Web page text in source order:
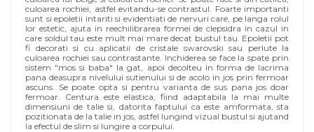
culoarea rochiei, astfel evitandu-se contrastul. Foarte importanti
sunt si epoletii intariti si evidentiati de nervuri care, pe langa rolul
lor estetic, ajuta in reechilibrarea formei de clepsidra in cazul in
care soldul tau este mult mai mare decat bustul tau. Epoletii pot
fi decorati si cu aplicatii de cristale swarovski sau perlute la
culoarea rochiei sau contrastante. Inchiderea se face la spate prin
sistem "mos si baba" la gat, apoi decolteu in forma de lacrima
pana deasupra nivelului sutienului si de acolo in jos prin fermoar
ascuns. Se poate opta si pentru varianta de sus pana jos doar
fermoar. Centura este elastica, fiind adaptabila la mai multe
dimensiuni de talie si, datorita faptului ca este amformata, sta
pozitionata de la talie in jos, astfel lungind vizual bustul si ajutand
la efectul de slim si lungire a corpului.